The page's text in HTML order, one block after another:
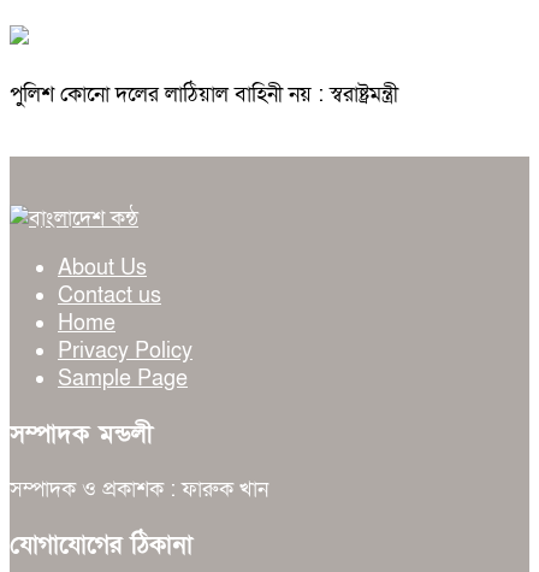
পুলিশ কোনো দলের লাঠিয়াল বাহিনী নয় : স্বরাষ্ট্রমন্ত্রী
About Us
Contact us
Home
Privacy Policy
Sample Page
সম্পাদক মন্ডলী
সম্পাদক ও প্রকাশক : ফারুক খান
যোগাযোগের ঠিকানা